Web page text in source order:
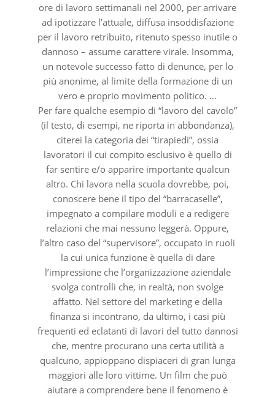
ore di lavoro settimanali nel 2000, per arrivare
ad ipotizzare l’attuale, diffusa insoddisfazione
per il lavoro retribuito, ritenuto spesso inutile o
dannoso – assume carattere virale. Insomma,
un notevole successo fatto di denunce, per lo
più anonime, al limite della formazione di un
vero e proprio movimento politico. …
Per fare qualche esempio di “lavoro del cavolo”
(il testo, di esempi, ne riporta in abbondanza),
citerei la categoria dei “tirapiedi”, ossia
lavoratori il cui compito esclusivo è quello di
far sentire e/o apparire importante qualcun
altro. Chi lavora nella scuola dovrebbe, poi,
conoscere bene il tipo del “barracaselle”,
impegnato a compilare moduli e a redigere
relazioni che mai nessuno leggerà. Oppure,
l’altro caso del “supervisore”, occupato in ruoli
la cui unica funzione è quella di dare
l’impressione che l’organizzazione aziendale
svolga controlli che, in realtà, non svolge
affatto. Nel settore del marketing e della
finanza si incontrano, da ultimo, i casi più
frequenti ed eclatanti di lavori del tutto dannosi
che, mentre procurano una certa utilità a
qualcuno, appioppano dispiaceri di gran lunga
maggiori alle loro vittime. Un film che può
aiutare a comprendere bene il fenomeno è